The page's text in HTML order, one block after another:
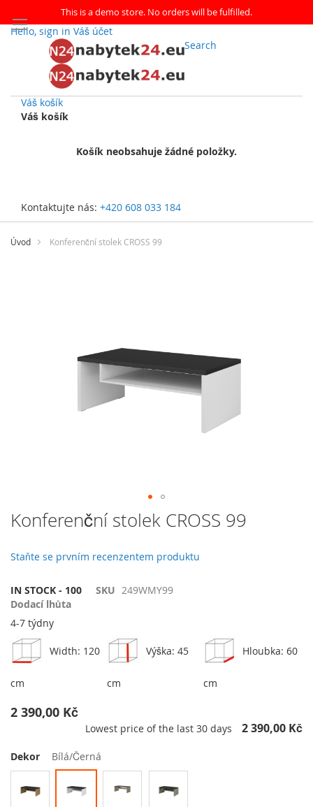
This is a demo store. No orders will be fulfilled.
Hello, sign in Váš účet
Search
Váš košík
Váš košík
Košík neobsahuje žádné položky.
Kontaktujte nás: +420 608 033 184
Přejít
obsah
Úvod Konferenční stolek CROSS 99
Přeskočit
na
galerie
Konferenční stolek CROSS 99
Staňte se prvním recenzentem produktu
IN STOCK - 100 SKU 249WMY99
Dodací lhůta
4-7 týdny
Width: 120
cm
Výška: 45
cm
Hloubka: 60
cm
2 390,00 Kč
Lowest price of the last 30 days 2 390,00 Kč
Dekor Bílá/Černá